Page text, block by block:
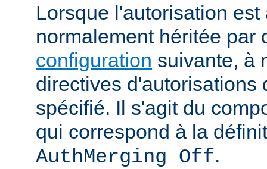
Lorsque l'autorisation
normalement héritée par
configuration suivante, à
directives d'autorisations
spécifié. Il s'agit du
qui correspond à la
AuthMerging Off.